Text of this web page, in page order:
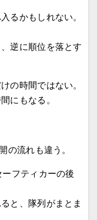
るかもしれない。
逆に順位を落とす
の時間ではない。
にもなる。
の流れも違う。
フティカーの後
と、隊列がまとま